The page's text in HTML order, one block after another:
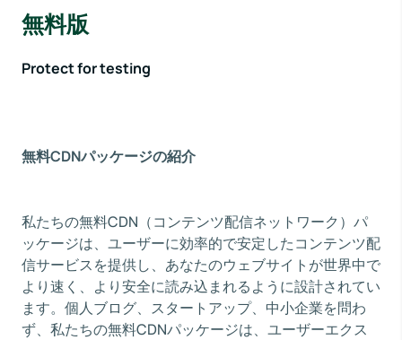
無料版
Protect for testing
無料CDNパッケージの紹介
私たちの無料CDN（コンテンツ配信ネットワーク）パ
ッケージは、ユーザーに効率的で安定したコンテンツ配
信サービスを提供し、あなたのウェブサイトが世界中で
より速く、より安全に読み込まれるように設計されてい
ます。個人ブログ、スタートアップ、中小企業を問わ
ず、私たちの無料CDNパッケージは、ユーザーエクス